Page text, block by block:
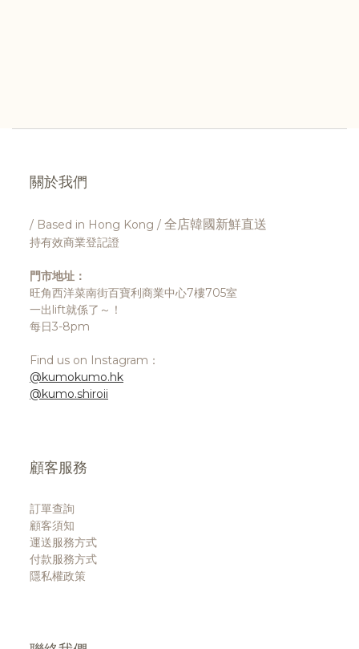
關於我們
/ Based in Hong Kong / 全店韓國新鮮直送
持有效商業登記證
門市地址：
旺角西洋菜南街百寶利商業中心7樓705室
一出lift就係了～！
每日3-8pm
Find us on Instagram：
@kumokumo.hk
@kumo.shiroii
顧客服務
訂單查詢
顧客須知
運送服務方式
付款服務方式
隱私權政策